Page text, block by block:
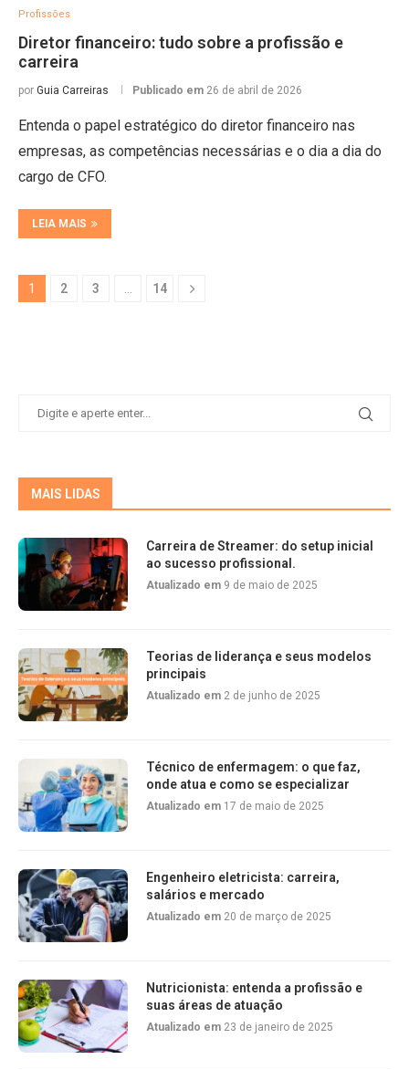
Profissões
Diretor financeiro: tudo sobre a profissão e
carreira
por Guia Carreiras Publicado em 26 de abril de 2026
Entenda o papel estratégico do diretor financeiro nas
empresas, as competências necessárias e o dia a dia do
cargo de CFO.
LEIA MAIS
1 2 3 14
MAIS LIDAS
Carreira de Streamer: do setup inicial
ao sucesso profissional.
Atualizado em 9 de maio de 2025
Teorias de liderança e seus modelos
principais
Atualizado em 2 de junho de 2025
Técnico de enfermagem: o que faz,
onde atua e como se especializar
Atualizado em 17 de maio de 2025
Engenheiro eletricista: carreira,
salários e mercado
Atualizado em 20 de março de 2025
Nutricionista: entenda a profissão e
suas áreas de atuação
Atualizado em 23 de janeiro de 2025